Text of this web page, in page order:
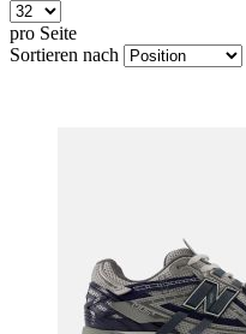
pro Seite
Sortieren nach